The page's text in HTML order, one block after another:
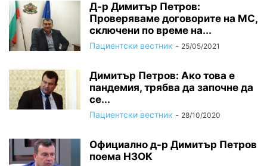
Д-р Димитър Петров:
Проверяваме договорите на МС,
сключени по време на...
Пациентски вестник - 25/05/2021
Димитър Петров: Ако това е
пандемия, трябва да започне да
се...
Пациентски вестник - 28/10/2020
Официално д-р Димитър Петров
поема НЗОК